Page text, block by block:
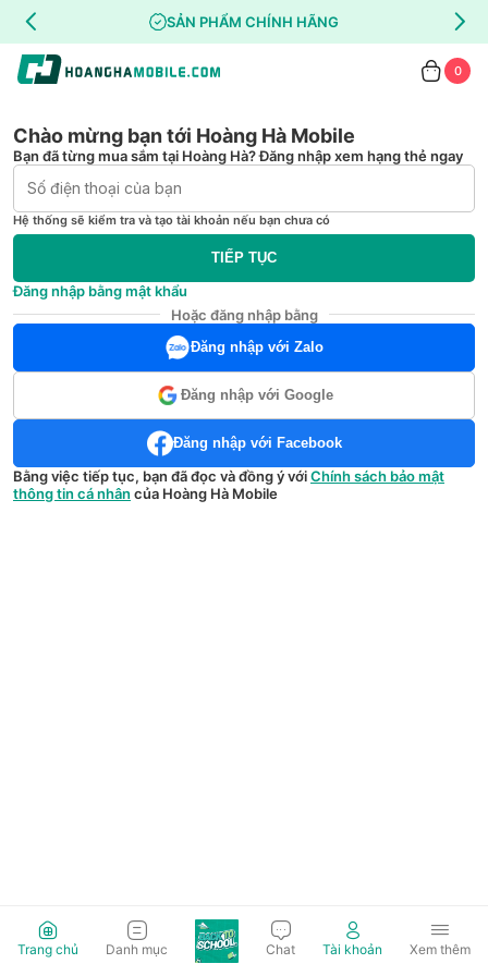
SẢN PHẨM CHÍNH HÃNG
0
Chào mừng bạn tới Hoàng Hà Mobile
Bạn đã từng mua sắm tại Hoàng Hà? Đăng nhập xem hạng thẻ ngay
Hệ thống sẽ kiểm tra và tạo tài khoản nếu bạn chưa có
TIẾP TỤC
Đăng nhập bằng mật khẩu
Hoặc đăng nhập bằng
Đăng nhập với Zalo
Đăng nhập với Google
Đăng nhập với Facebook
Bằng việc tiếp tục, bạn đã đọc và đồng ý vớiChính sách bảo mật
thông tin cá nhân của Hoàng Hà Mobile
Trang chủ Danh mục Chat Tài khoản Xem thêm